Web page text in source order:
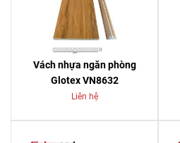
Vách nhựa ngăn phòng
Glotex VN8632
Liên hệ